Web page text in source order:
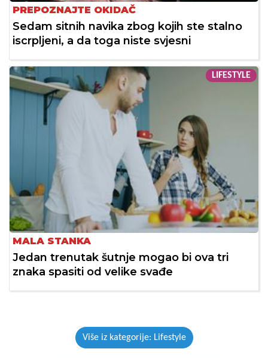
PREPOZNAJTE OKIDAČ
Sedam sitnih navika zbog kojih ste stalno
iscrpljeni, a da toga niste svjesni
LIFESTYLE
MALA STANKA
Jedan trenutak šutnje mogao bi ova tri
znaka spasiti od velike svađe
Više iz kategorije: Lifestyle